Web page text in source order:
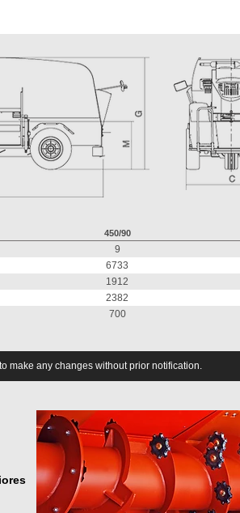
450/90
9
6733
1912
2382
700
make any changes without prior notification.